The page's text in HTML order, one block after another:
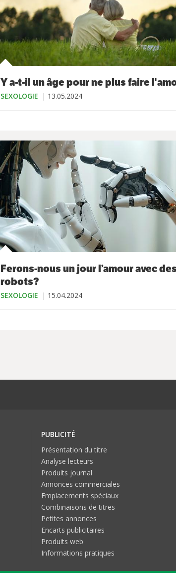
Y a-t-il un âge pour ne plus faire
SEXOLOGIE 13.05.2024
Ferons-nous un jour l’amour avec
robots?
SEXOLOGIE 15.04.2024
PUBLICITÉ
Présentation du titre
Analyse lecteurs
Produits journal
Annonces commerciales
Emplacements spéciaux
Combinaisons de titres
Petites annonces
Encarts publicitaires
Produits web
Informations pratiques